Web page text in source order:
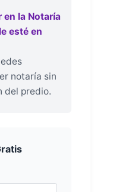
en la Notaría
esté en
notaría sin
del predio.